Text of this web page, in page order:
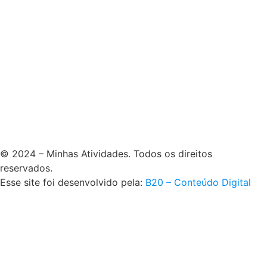
© 2024 – Minhas Atividades. Todos os direitos
reservados.
Esse site foi desenvolvido pela: B20 – Conteúdo Digital